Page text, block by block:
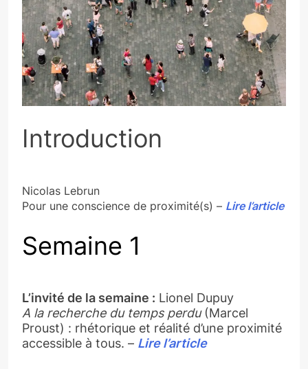
Introduction
Nicolas Lebrun
Pour une conscience de proximité(s) – Lire l’article
Semaine 1
L’invité de la semaine : Lionel Dupuy
A la recherche du temps perdu(Marcel
Proust) : rhétorique et réalité d’une proximité
accessible à tous. – Lire l’article